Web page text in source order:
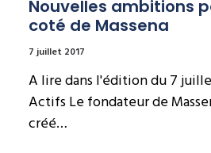
Nouvelles ambitions
coté de Massena
7 juillet 2017
A lire dans l'édition du 7
Actifs Le fondateur de
créé…